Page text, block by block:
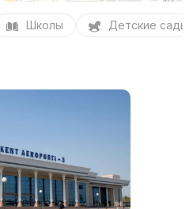
Школы Детские сады